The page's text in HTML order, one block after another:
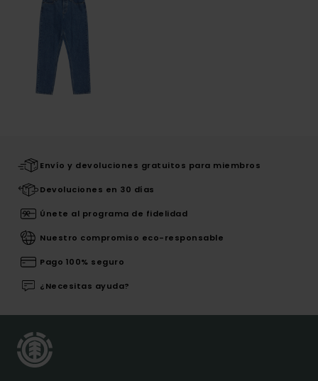
Envío y devoluciones gratuitos para miembros
Devoluciones en 30 días
Únete al programa de fidelidad
Nuestro compromiso eco-responsable
Pago 100% seguro
¿Necesitas ayuda?